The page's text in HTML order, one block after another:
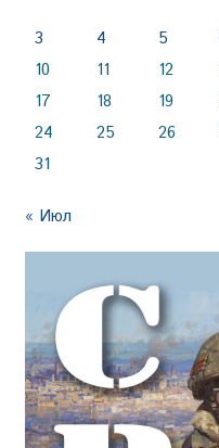
3
4 5
10
11 12
17
18 19
24
25 26
31
« Июл